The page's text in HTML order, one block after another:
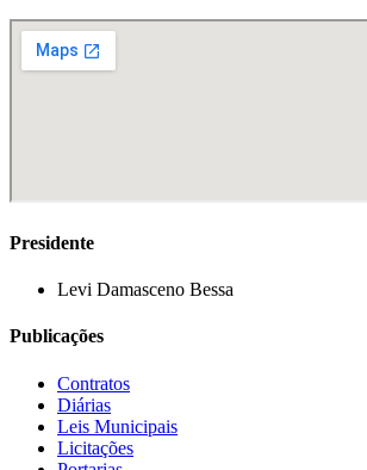
Presidente
Levi Damasceno Bessa
Publicações
Contratos
Diárias
Leis Municipais
Licitações